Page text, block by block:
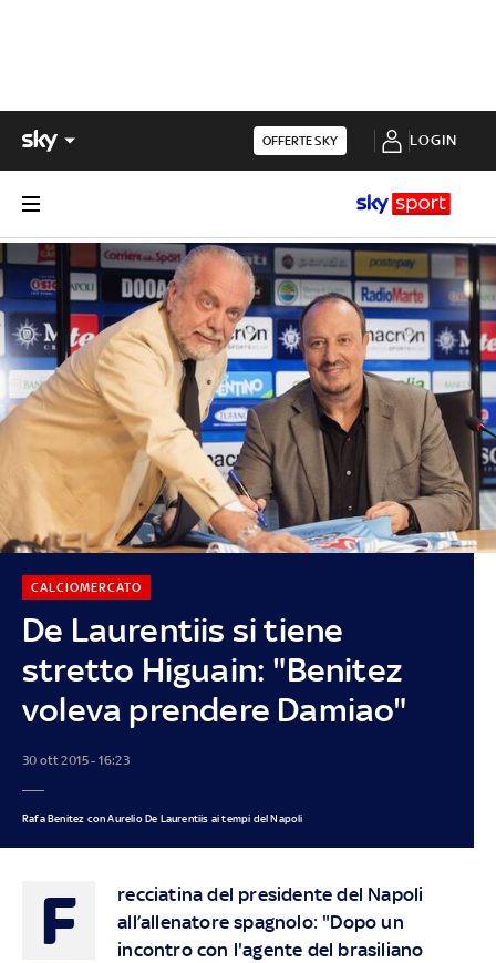
OFFERTE SKY LOGIN
De Laurentiis si tiene
stretto Higuain: "Benitez
voleva prendere Damiao"
CALCIOMERCATO
30 ott 2015 - 16:23
Rafa Benitez con Aurelio De Laurentiis ai tempi del Napoli
F
recciatina del presidente del Napoli
all’allenatore spagnolo: "Dopo un
incontro con l'agente del brasiliano